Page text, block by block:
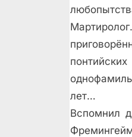
лет…
Вспомнил